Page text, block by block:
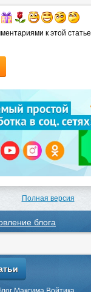
к этой статье
Полная версия
блога